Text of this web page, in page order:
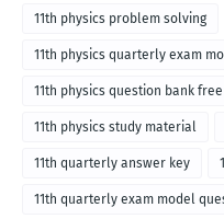
11th physics problem solving
11th physics quarterly exam
medium
11th physics question bank
11th physics study material
11th quarterly answer key
11th quarterly exam model